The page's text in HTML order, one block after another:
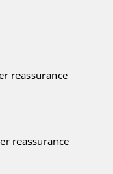
reassurance
reassurance